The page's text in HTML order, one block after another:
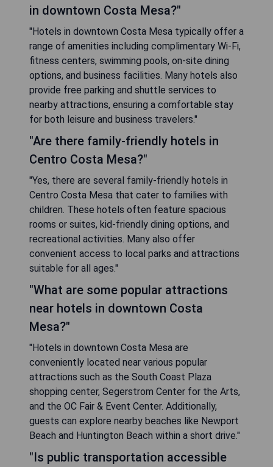
in downtown Costa Mesa?"
"Hotels in downtown Costa Mesa typically offer a
range of amenities including complimentary Wi-Fi,
fitness centers, swimming pools, on-site dining
options, and business facilities. Many hotels also
provide free parking and shuttle services to
nearby attractions, ensuring a comfortable stay
for both leisure and business travelers."
"Are there family-friendly hotels in
Centro Costa Mesa?"
"Yes, there are several family-friendly hotels in
Centro Costa Mesa that cater to families with
children. These hotels often feature spacious
rooms or suites, kid-friendly dining options, and
recreational activities. Many also offer
convenient access to local parks and attractions
suitable for all ages."
"What are some popular attractions
near hotels in downtown Costa
Mesa?"
"Hotels in downtown Costa Mesa are
conveniently located near various popular
attractions such as the South Coast Plaza
shopping center, Segerstrom Center for the Arts,
and the OC Fair & Event Center. Additionally,
guests can explore nearby beaches like Newport
Beach and Huntington Beach within a short drive."
"Is public transportation accessible